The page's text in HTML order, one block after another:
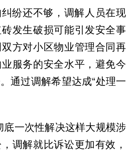
纷还不够，调解人员在现
发生破损可能引发安全事
方对小区物业管理合同再
服务的安全水平，避免今
通过调解希望达成“处理一
底一次性解决这样大规模涉
调解就比诉讼更加有效，